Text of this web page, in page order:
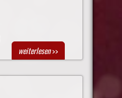
weiterlesen>>